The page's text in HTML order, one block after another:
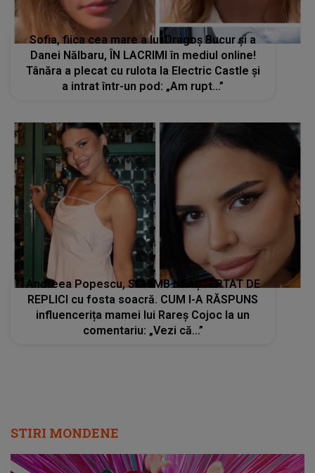
Sofia, fiica cea mare a lui Dragoș Bucur și a
Danei Nălbaru, ÎN LACRIMI în mediul online!
Tânăra a plecat cu rulota la Electric Castle și
a intrat într-un pod: „Am rupt...”
Andreea Popescu, SCHIMB NEAȘTEPTAT DE
REPLICI cu fosta soacră. CUM I-A RĂSPUNS
influencerița mamei lui Rareș Cojoc la un
comentariu: „Vezi că...”
STIRI MONDENE